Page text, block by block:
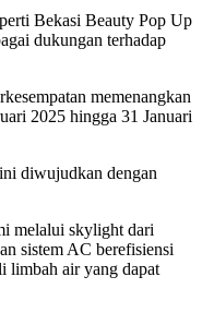
Bekasi Beauty Pop Up
dukungan terhadap
memenangkan
2025 hingga 31 Januari
diwujudkan dengan
melalui skylight dari
sistem AC berefisiensi
limbah air yang dapat